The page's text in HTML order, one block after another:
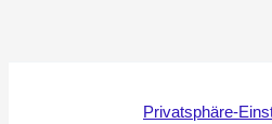
Privatsphäre-